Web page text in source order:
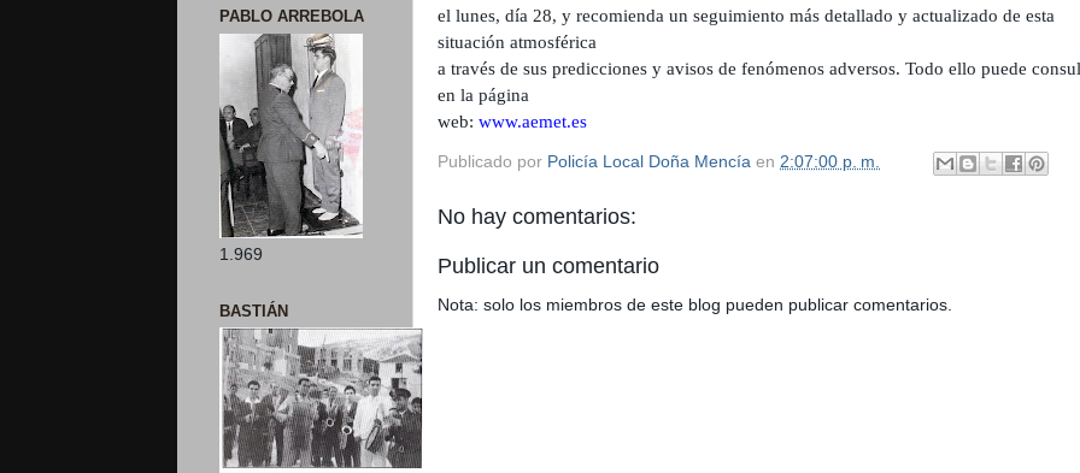
el lunes, día 28, y recomienda un seguimiento más detallado y actualizado de esta
situación atmosférica
a través de sus predicciones y avisos de fenómenos adversos. Todo ello puede
en la página
web: www.aemet.es
Publicado por Policía Local Doña Mencía en 2:07:00 p. m.
No hay comentarios:
Publicar un comentario
Nota: solo los miembros de este blog pueden publicar comentarios.
PABLO ARREBOLA
1.969
BASTIÁN